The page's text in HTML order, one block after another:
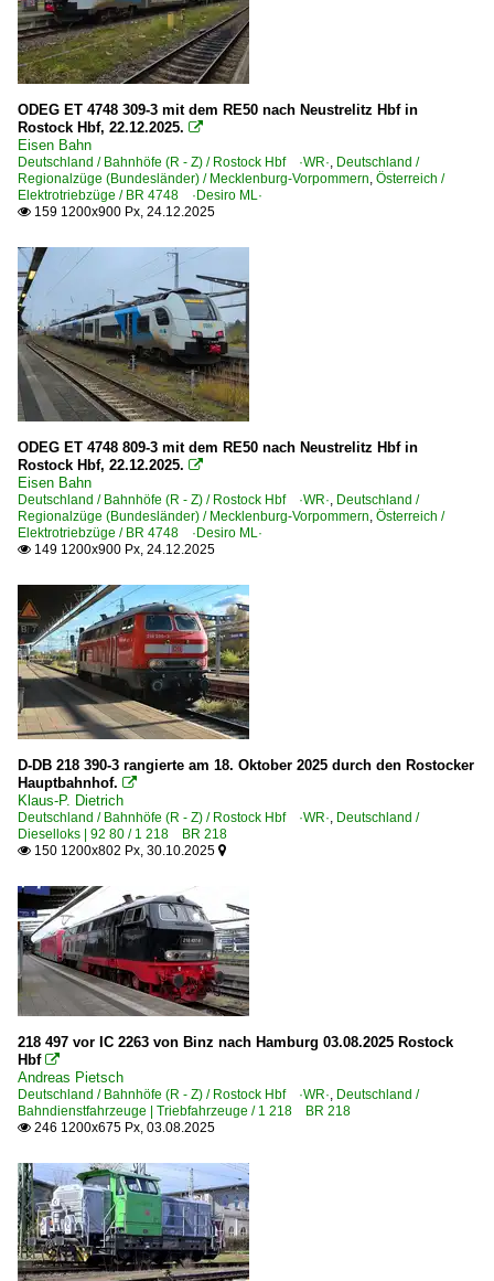
X InterConnex-Züge
Regionalzüge (Bundesländer)
Mecklenburg-Vorpommern
S-Bahnen und Regionalstadtbahnen
S-Bahn Mitteldeutschland
S-Bahn Rostock
Bahnhofsvorfelder
Nachtaufnahmen
Straßenbahn
Unternehmen (A - K)
AKE Eisenbahntouristik, Gerolstein
DB Fernverkehr AG, Frankfurt (Main)
DB Regio AG - Region Nordost
Unternehmen (L - Z)
Mitteldeutsche Eisenbahn GmbH, Schkopau ·MEG·
Ostdeutsche Eisenbahn GmbH, Parchim ·ODEG·
PRESS Eisenbahn-Bau- und Betriebsgesellschaft
Raildox GmbH u Co.KG, Erfurt ·RDX·
Unternehmen | historisch
MRCE Dispolok GmbH, München ·DISPO· bis 10.2023
Ostseeland Verkehr GmbH - InterConnnex bis 2014
Ostseeland Verkehr GmbH ·OLA· bis 2014
Österreich
E-Loks
BR 0185 ·Traxx AC1/2· Private
Elektrotriebzüge
BR 4011 ·ICE-T·
BR 4746 ·Desiro ML·
BR 4746 ·Desiro ML· Private
BR 4748 ·Desiro ML·
ODEG ET 4748 309-3 mit dem RE50 nach Neustrelitz Hbf in
Rostock Hbf, 22.12.2025. 
Eisen Bahn
Deutschland / Bahnhöfe (R - Z) / Rostock Hbf ·WR·, Deutschland /
Regionalzüge (Bundesländer) / Mecklenburg-Vorpommern, Österreich /
Elektrotriebzüge / BR 4748 ·Desiro ML·
 159 1200x900 Px, 24.12.2025
ODEG ET 4748 809-3 mit dem RE50 nach Neustrelitz Hbf in
Rostock Hbf, 22.12.2025. 
Eisen Bahn
Deutschland / Bahnhöfe (R - Z) / Rostock Hbf ·WR·, Deutschland /
Regionalzüge (Bundesländer) / Mecklenburg-Vorpommern, Österreich /
Elektrotriebzüge / BR 4748 ·Desiro ML·
 149 1200x900 Px, 24.12.2025
D-DB 218 390-3 rangierte am 18. Oktober 2025 durch den Rostocker
Hauptbahnhof. 
Klaus-P. Dietrich
Deutschland / Bahnhöfe (R - Z) / Rostock Hbf ·WR·, Deutschland /
Dieselloks | 92 80 / 1 218 BR 218
 150 1200x802 Px, 30.10.2025 
218 497 vor IC 2263 von Binz nach Hamburg 03.08.2025 Rostock
Hbf 
Andreas Pietsch
Deutschland / Bahnhöfe (R - Z) / Rostock Hbf ·WR·, Deutschland /
Bahndienstfahrzeuge | Triebfahrzeuge / 1 218 BR 218
 246 1200x675 Px, 03.08.2025